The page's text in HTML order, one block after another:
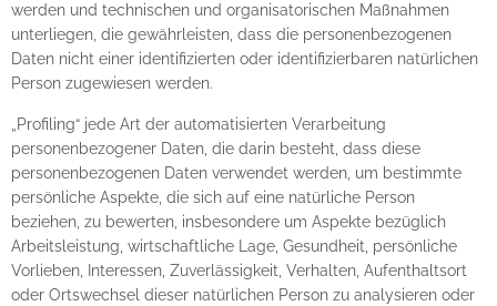
werden und technischen und organisatorischen Maßnahmen
unterliegen, die gewährleisten, dass die personenbezogenen
Daten nicht einer identifizierten oder identifizierbaren natürlichen
Person zugewiesen werden.
„Profiling“ jede Art der automatisierten Verarbeitung
personenbezogener Daten, die darin besteht, dass diese
personenbezogenen Daten verwendet werden, um bestimmte
persönliche Aspekte, die sich auf eine natürliche Person
beziehen, zu bewerten, insbesondere um Aspekte bezüglich
Arbeitsleistung, wirtschaftliche Lage, Gesundheit, persönliche
Vorlieben, Interessen, Zuverlässigkeit, Verhalten, Aufenthaltsort
oder Ortswechsel dieser natürlichen Person zu analysieren oder